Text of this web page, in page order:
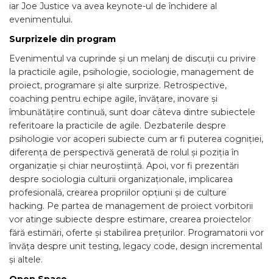
iar Joe Justice va avea keynote-ul de închidere al
evenimentului.
Surprizele din program
Evenimentul va cuprinde și un melanj de discuții cu privire
la practicile agile, psihologie, sociologie, management de
proiect, programare și alte surprize. Retrospective,
coaching pentru echipe agile, învățare, inovare și
îmbunătățire continuă, sunt doar câteva dintre subiectele
referitoare la practicile de agile. Dezbaterile despre
psihologie vor acoperi subiecte cum ar fi puterea cogniției,
diferența de perspectivă generată de rolul și poziția în
organizație și chiar neuroștiință. Apoi, vor fi prezentări
despre sociologia culturii organizaționale, implicarea
profesională, crearea propriilor opțiuni și de culture
hacking. Pe partea de management de proiect vorbitorii
vor atinge subiecte despre estimare, crearea proiectelor
fără estimări, oferte și stabilirea prețurilor. Programatorii vor
învăța despre unit testing, legacy code, design incremental
și altele.